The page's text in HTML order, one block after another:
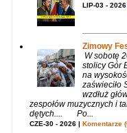
LIP-03 - 2026
Zimowy
W sobotę
stolicy Gór
na
zaświeciło
wzdłuż
zespołów muzycznych i
dętych.... Po...
CZE-30 - 2026 | Komentarze